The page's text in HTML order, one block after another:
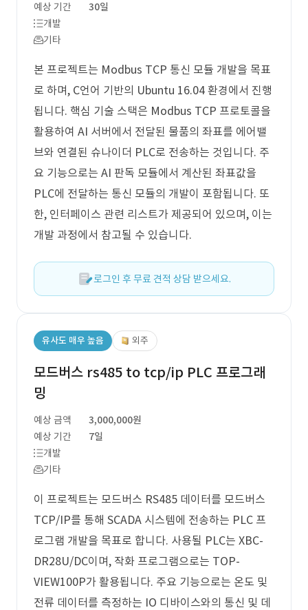
예상 기간
30일
개발
기타
본 프로젝트는 Modbus TCP 통신 모듈 개발을 목표
로 하며, C언어 기반의 Ubuntu 16.04 환경에서 진행
됩니다. 핵심 기술 스택은 Modbus TCP 프로토콜을
활용하여 AI 서버에서 전달된 물품의 좌표를 에어밸
브와 연결된 슈나이더 PLC로 전송하는 것입니다. 주
요 기능으로는 AI 판독 모듈에서 계산된 좌표값을
PLC에 전달하는 통신 모듈의 개발이 포함됩니다. 또
한, 인터페이스 관련 리스트가 제공되어 있으며, 이는
개발 과정에서 참고될 수 있습니다.
로그인 후 무료 견적 상담 받으세요.
유사도 매우 높음 외주
모드버스 rs485 to tcp/ip PLC 프로그래
밍
예상 금액
3,000,000원
예상 기간
7일
개발
기타
이 프로젝트는 모드버스 RS485 데이터를 모드버스
TCP/IP를 통해 SCADA 시스템에 전송하는 PLC 프
로그램 개발을 목표로 합니다. 사용될 PLC는 XBC-
DR28U/DC이며, 작화 프로그램으로는 TOP-
VIEW100P가 활용됩니다. 주요 기능으로는 온도 및
전류 데이터를 측정하는 IO 디바이스와의 통신 및 데